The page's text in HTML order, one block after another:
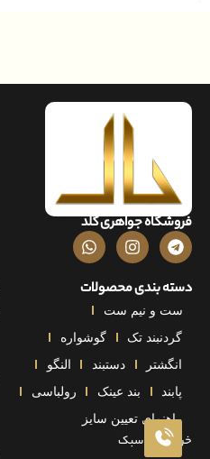
فروشگاه جواهری گلد
دسته بندی محصولات
ست و نیم ست
گردنبند تک
گوشواره
انگشتر
دستبند
النگو
پابند
بند عینک
رولباسی
راهنمای تعیین سایز
خرید طلای سبک